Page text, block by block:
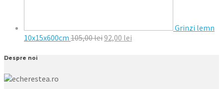
Grinzi lemn
10x15x600cm 105,00lei92,00 lei
Despre noi